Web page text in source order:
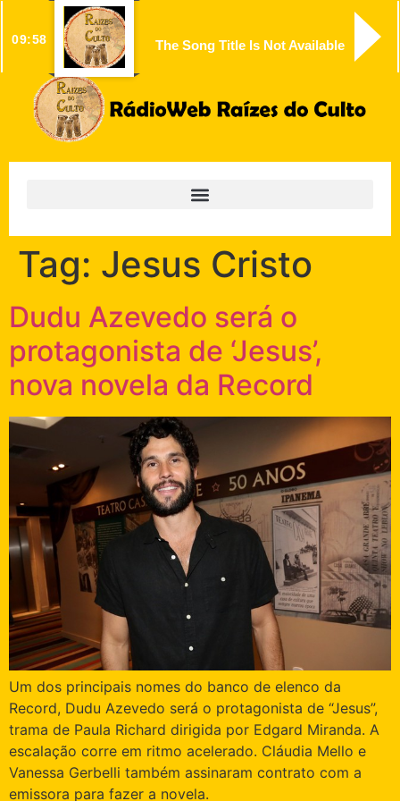
09:58 The Song Title Is Not Available
Tag: Jesus Cristo
Dudu Azevedo será o
protagonista de ‘Jesus’,
nova novela da Record
Um dos principais nomes do banco de elenco da
Record, Dudu Azevedo será o protagonista de “Jesus”,
trama de Paula Richard dirigida por Edgard Miranda. A
escalação corre em ritmo acelerado. Cláudia Mello e
Vanessa Gerbelli também assinaram contrato com a
emissora para fazer a novela.